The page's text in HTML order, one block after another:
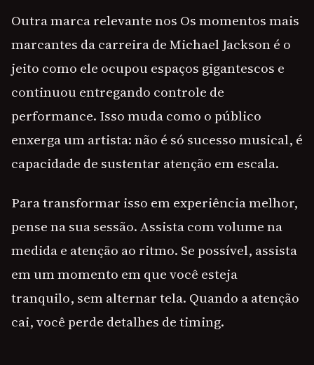
Outra marca relevante nos Os momentos mais
marcantes da carreira de Michael Jackson é o
jeito como ele ocupou espaços gigantescos e
continuou entregando controle de
performance. Isso muda como o público
enxerga um artista: não é só sucesso musical, é
capacidade de sustentar atenção em escala.
Para transformar isso em experiência melhor,
pense na sua sessão. Assista com volume na
medida e atenção ao ritmo. Se possível, assista
em um momento em que você esteja
tranquilo, sem alternar tela. Quando a atenção
cai, você perde detalhes de timing.